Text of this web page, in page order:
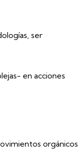
ser
en acciones
orgánicos